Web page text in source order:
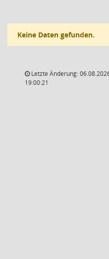
Keine Daten gefunden.
Letzte Änderung:
19:00:21